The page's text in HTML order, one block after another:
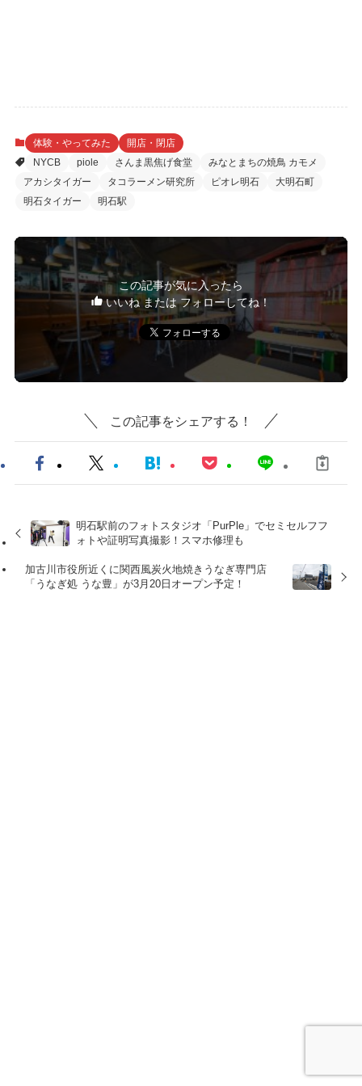
体験・やってみた
開店・閉店
NYCB
piole さんま黒焦げ食堂
みなとまちの焼鳥 カモメ
アカシタイガー
タコラーメン研究所 ピオレ明石
大明石町
明石タイガー
明石駅
この記事が気に入ったら
いいね または フォローしてね！
この記事をシェアする！
明石駅前のフォトスタジオ「PurPle」でセミセルフフ
ォトや証明写真撮影！スマホ修理も
加古川市役所近くに関西風炭火地焼きうなぎ専門店
「うなぎ処 うな豊」が3月20日オープン予定！